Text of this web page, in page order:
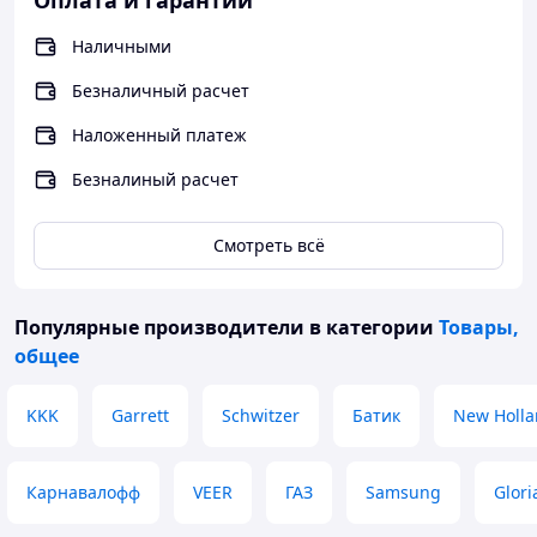
Наличными
Безналичный расчет
Наложенный платеж
Безналиный расчет
Смотреть всё
Популярные производители в категории Товары,
общее
KKK Garrett Schwitzer Батик New
Карнавалофф VEER ГАЗ Samsung